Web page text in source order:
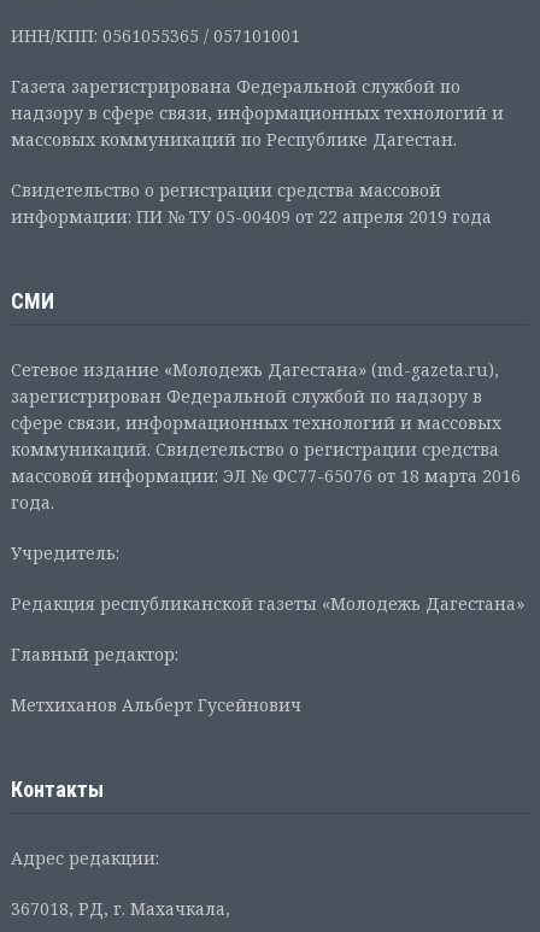
ИНН/КПП: 0561055365 / 057101001
Газета зарегистрирована Федеральной службой по
надзору в сфере связи, информационных технологий и
массовых коммуникаций по Республике Дагестан.
Свидетельство о регистрации средства массовой
информации: ПИ № ТУ 05-00409 от 22 апреля 2019 года
СМИ
Сетевое издание «Молодежь Дагестана» (md-gazeta.ru),
зарегистрирован Федеральной службой по надзору в
сфере связи, информационных технологий и массовых
коммуникаций. Свидетельство о регистрации средства
массовой информации: ЭЛ № ФС77-65076 от 18 марта 2016
года.
Учредитель:
Редакция республиканской газеты «Молодежь Дагестана»
Главный редактор:
Метхиханов Альберт Гусейнович
Контакты
Адрес редакции:
367018, РД, г. Махачкала,